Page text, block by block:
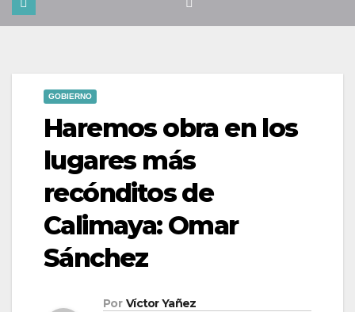
GOBIERNO
Haremos obra en los
lugares más
recónditos de
Calimaya: Omar
Sánchez
Por Víctor Yañez